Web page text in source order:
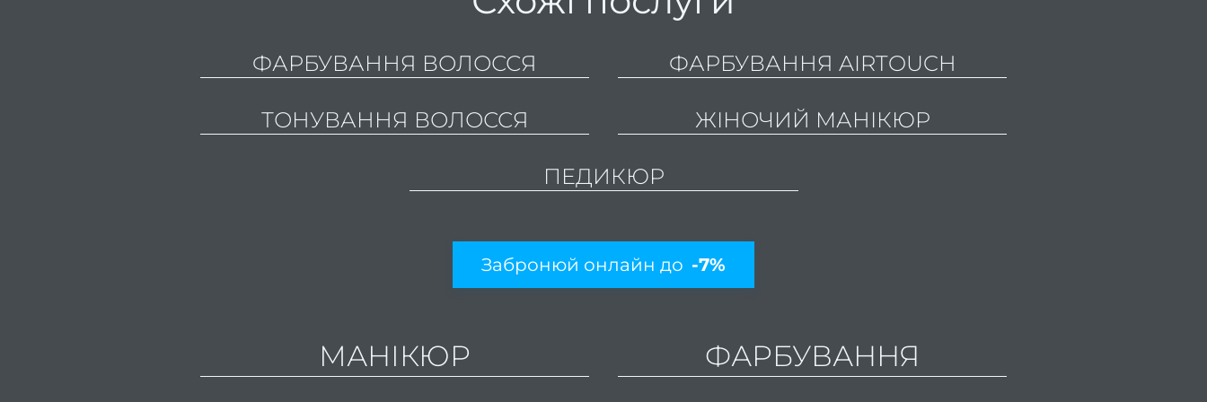
ФАРБУВАННЯ ВОЛОССЯ ФАРБУВАННЯ AIRTOUCH
ТОНУВАННЯ ВОЛОССЯ ЖІНОЧИЙ МАНІКЮР
ПЕДИКЮР
Забронюй онлайн до -7%
МАНІКЮР ФАРБУВАННЯ